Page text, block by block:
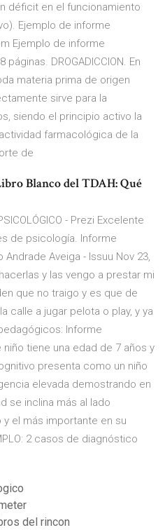
déficit en el funcionamiento
Ejemplo de informe
Ejemplo de informe
DROGADICCION. En
materia prima de origen
sirve para la
siendo el principio activo la
farmacológica de la
de
Blanco del TDAH: Qué
- Prezi Excelente
de psicología. Informe
Aveiga - Issuu Nov 23,
y las vengo a prestar mi
que no traigo y es que de
calle a jugar pelota o play, y ya
Informe
tiene una edad de 7 años y
presenta como un niño
elevada demostrando en
se inclina más al lado
el más importante en su
2 casos de diagnóstico
del rincon